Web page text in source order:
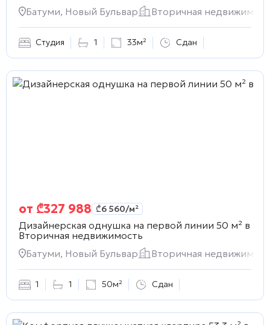
Батуми, Новый Бульвар
Вторичная
Студия 1 33м² Сдан
от ₾327 988 ₾6 560/м²
Дизайнерская однушка на первой линии 50 м² в
Вторичная недвижимость
Батуми, Новый Бульвар
Вторичная
1 1 50м² Сдан